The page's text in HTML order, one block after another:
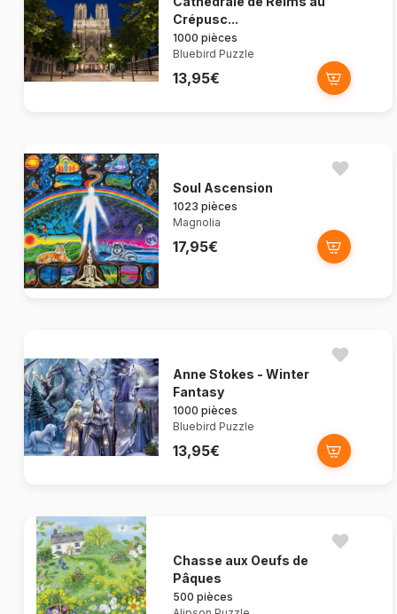
Crépusc...
1000 pièces
Bluebird Puzzle
13,95€
Soul Ascension
1023 pièces
Magnolia
17,95€
Anne Stokes - Winter
Fantasy
1000 pièces
Bluebird Puzzle
13,95€
Chasse aux Oeufs de
Pâques
500 pièces